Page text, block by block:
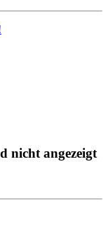
nicht angezeigt